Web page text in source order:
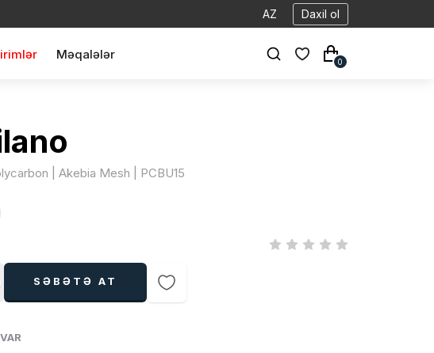
AZ Daxil ol
Məqalələr
0
| Akebia Mesh | PCBU15
SƏBƏTƏ AT